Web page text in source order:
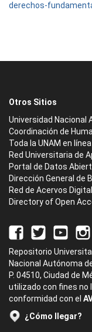
derechos-
Otros Sitios
Universidad Nacional
Coordinación de
Toda la UNAM en línea
Red Universitaria de
Portal de Datos
Dirección General de
Red de Acervos
Directory of Open
Repositorio
Nacional Autónoma
P. 04510, Ciudad de
utilizado con fines no
conformidad con el
¿Cómo llegar?